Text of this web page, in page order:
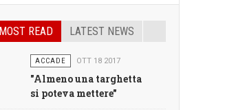
MOST READ LATEST NEWS
ACCADE OTT 18 2017
"Almeno una targhetta
si poteva mettere"